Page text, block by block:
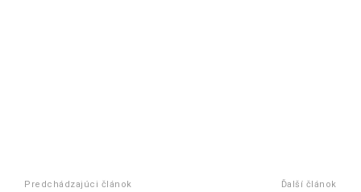
Predchádzajúci článok Ďalší článok